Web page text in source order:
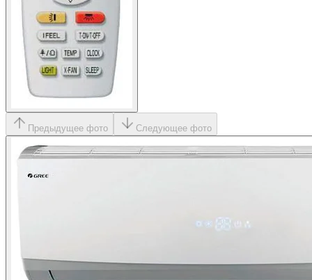
Предыдущее фото Следующее фото